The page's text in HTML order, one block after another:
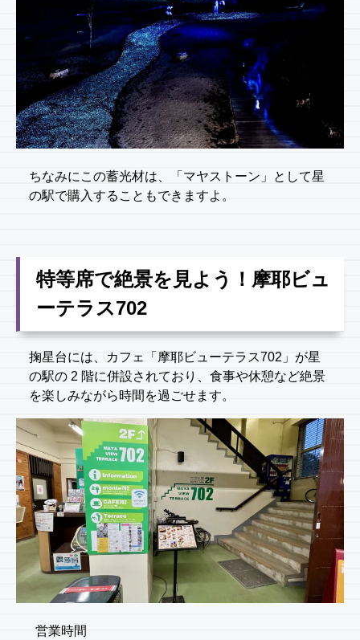
ちなみにこの蓄光材は、「マヤストーン」として星
の駅で購入することもできますよ。
特等席で絶景を見よう！摩耶ビュ
ーテラス702
掬星台には、カフェ「摩耶ビューテラス702」が星
の駅の 2 階に併設されており、食事や休憩など絶景
を楽しみながら時間を過ごせます。
営業時間